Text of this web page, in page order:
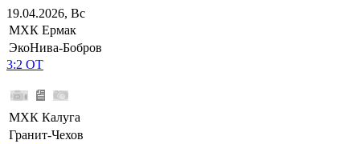
19.04.2026, Вс
МХК Ермак
ЭкоНива-Бобров
3:2 ОТ
МХК Калуга
Гранит-Чехов